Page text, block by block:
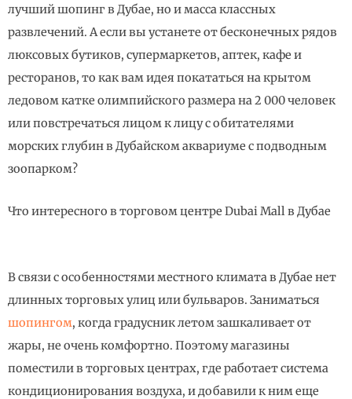
лучший шопинг в Дубае, но и масса классных
развлечений. А если вы устанете от бесконечных рядов
люксовых бутиков, супермаркетов, аптек, кафе и
ресторанов, то как вам идея покататься на крытом
ледовом катке олимпийского размера на 2 000 человек
или повстречаться лицом к лицу с обитателями
морских глубин в Дубайском аквариуме с подводным
зоопарком?
Что интересного в торговом центре Dubai Mall в Дубае
В связи с особенностями местного климата в Дубае нет
длинных торговых улиц или бульваров. Заниматься
шопингом, когда градусник летом зашкаливает от
жары, не очень комфортно. Поэтому магазины
поместили в торговых центрах, где работает система
кондиционирования воздуха, и добавили к ним еще